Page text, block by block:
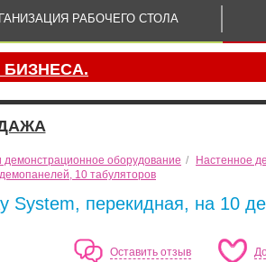
РАБОЧЕГО СТОЛА
демонстрационное оборудование / Настенное
10 табуляторов
System, перекидная, на 10
Оставить отзыв